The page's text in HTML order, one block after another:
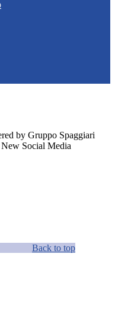
by Gruppo Spaggiari
Social Media
Back to top